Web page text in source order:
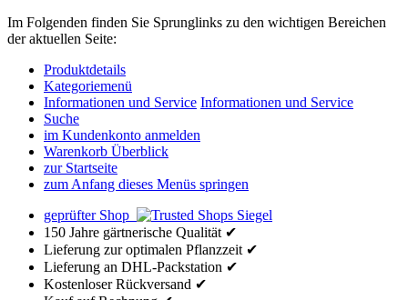
Im Folgenden finden Sie Sprunglinks zu den wichtigen Bereichen
der aktuellen Seite:
Produktdetails
Kategoriemenü
Informationen und Service Informationen und Service
Suche
im Kundenkonto anmelden
Warenkorb Überblick
zur Startseite
zum Anfang dieses Menüs springen
geprüfter Shop
150 Jahre gärtnerische Qualität ✔
Lieferung zur optimalen Pflanzzeit ✔
Lieferung an DHL-Packstation ✔
Kostenloser Rückversand ✔